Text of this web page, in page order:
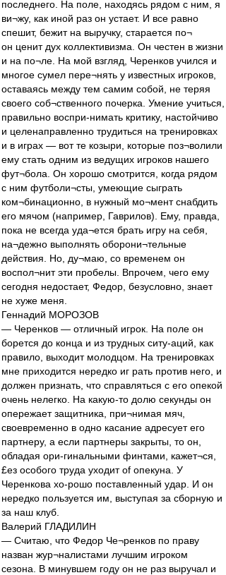
последнего. На поле, находясь рядом с ним, я
ви¬жу, как иной раз он устает. И все равно
спешит, бежит на выручку, старается по¬
он ценит дух коллективизма. Он честен в жизни
и на по¬ле. На мой взгляд, Черенков учился и
многое сумел пере¬нять у известных игроков,
оставаясь между тем самим собой, не теряя
своего соб¬ственного почерка. Умение учиться,
правильно воспри-нимать критику, настойчиво
и целенаправленно трудиться на тренировках
и в играх — вот те козыри, которые поз¬волили
ему стать одним из ведущих игроков нашего
фут¬бола. Он хорошо смотрится, когда рядом
с ним футболи¬сты, умеющие сыграть
ком¬бинационно, в нужный мо¬мент снабдить
его мячом (например, Гаврилов). Ему, правда,
пока не всегда уда¬ется брать игру на себя,
на¬дежно выполнять оборони¬тельные
действия. Но, ду¬маю, со временем он
воспол¬нит эти пробелы. Впрочем, чего ему
сегодня недостает, Федор, безусловно, знает
не хуже меня.
Геннадий МОРОЗОВ
— Черенков — отличный игрок. На поле он
борется до конца и из трудных ситу-аций, как
правило, выходит молодцом. На тренировках
мне приходится нередко иг рать против него, и
должен признать, что справляться с его опекой
очень нелегко. На какую-то долю секунды он
опережает защитника, при¬нимая мяч,
своевременно в одно касание адресует его
партнеру, а если партнеры закрыты, то он,
обладая ори-гинальными финтами, кажет¬ся,
£ез особого труда уходит of опекуна. У
Черенкова хо-рошо поставленный удар. И он
нередко пользуется им, выступая за сборную и
за наш клуб.
Валерий ГЛАДИЛИН
— Считаю, что Федор Че¬ренков по праву
назван жур¬налистами лучшим игроком
сезона. В минувшем году он не раз выручал и